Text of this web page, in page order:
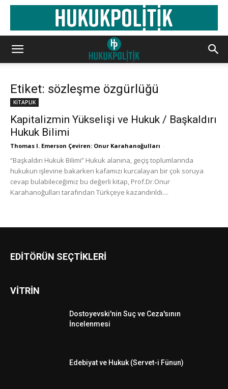
Etiket: sözleşme özgürlüğü
KİTAPLIK
Kapitalizmin Yükselişi ve Hukuk / Başkaldırı
Hukuk Bilimi
Thomas I. Emerson Çeviren: Onur Karahanoğulları -
“Başkaldırı Hukuk Bilimi” Hukuk alanına, geçiş toplumlarında
hukukun işlevine bakarken kafamızı kurcalayan bir çok soruya
cevap bulabileceğimiz bu değerli kitap, Prof.Dr.Onur
Karahanoğulları tarafından Türkçeye kazandırıldı....
EDİTÖRÜN SEÇTİKLERİ
VİTRİN
Dostoyevski'nin Suç ve Ceza'sının
İncelenmesi
Edebiyat ve Hukuk (Servet-i Fünun)